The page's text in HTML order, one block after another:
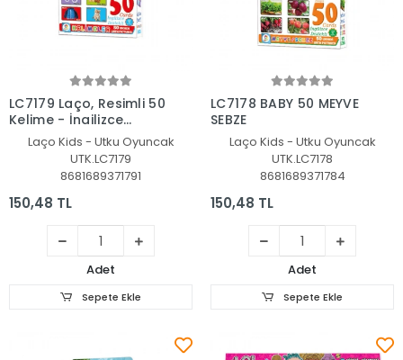
Sepete Ekle
LC7179 Laço, Resimli 50
Kelime - İngilizce
Destekli / +12 ay
Laço Kids - Utku Oyuncak
UTK.LC7179
8681689371791
150,48 TL
Adet
Sepete Ekle
Sepete Ekle
LC7178 BABY 50 MEYVE
SEBZE
Laço Kids - Utku Oyuncak
UTK.LC7178
8681689371784
150,48 TL
Adet
Sepete Ekle